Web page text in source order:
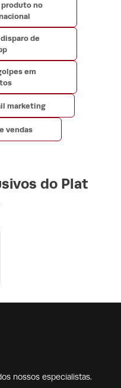
produto no
de
em
marketing
vendas
do Plat
nossos especialistas.